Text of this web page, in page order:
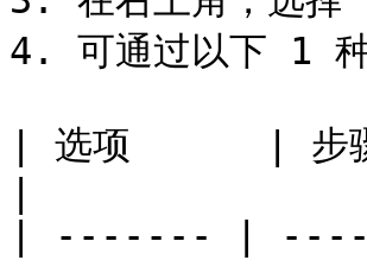
4. 可通过以下 1 种
| 选项      | 步
| ------- |